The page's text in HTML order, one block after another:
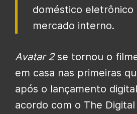
doméstico eletrônico
mercado interno.
Avatar 2se tornou o
em casa nas primeiras
após o lançamento
acordo com o The